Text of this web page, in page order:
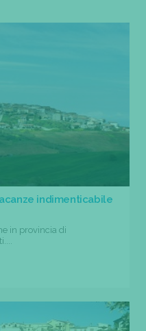
indimenticabile
in provincia di